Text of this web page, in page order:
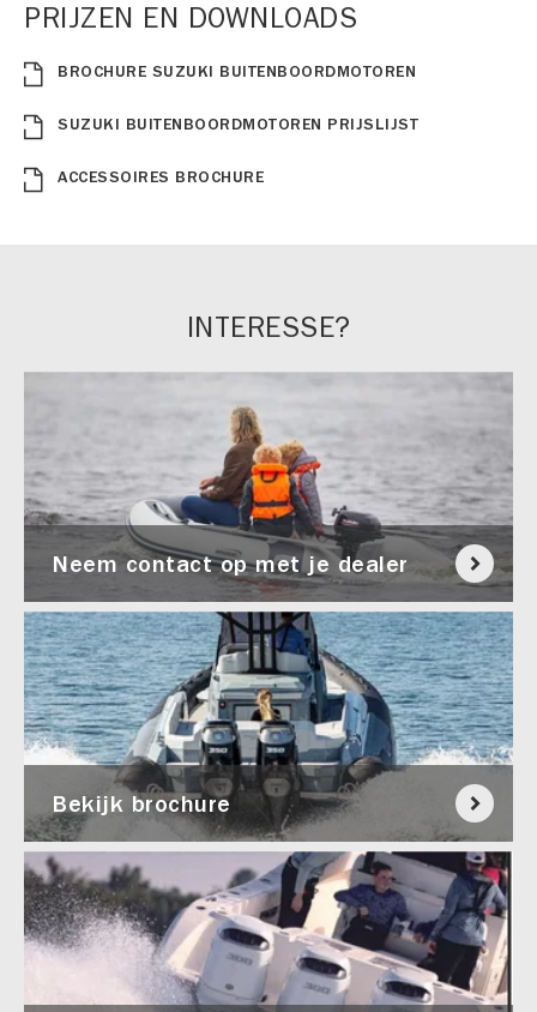
PRIJZEN EN DOWNLOADS
BROCHURE SUZUKI BUITENBOORDMOTOREN
SUZUKI BUITENBOORDMOTOREN PRIJSLIJST
ACCESSOIRES BROCHURE
INTERESSE?
Neem contact op met je dealer
Bekijk brochure